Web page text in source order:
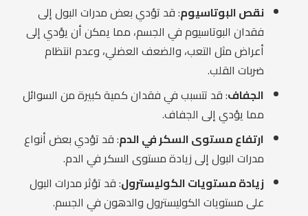
نقص البوتاسيوم: قد تؤدي بعض مدرات البول إلى
فقدان البوتاسيوم في الجسم، مما يمكن أن يؤدي إلى
أعراض مثل التعب، والضعف العضلي، وعدم انتظام
ضربات القلب.
الجفاف: قد تتسبب في فقدان كمية كبيرة من السوائل
مما يؤدي إلى الجفاف.
ارتفاع مستوى السكر في الدم: قد تؤدي بعض أنواع
مدرات البول إلى زيادة مستوى السكر في الدم.
زيادة مستويات الكوليسترول: قد تؤثر مدرات البول
على مستويات الكوليسترول والدهون في الجسم.